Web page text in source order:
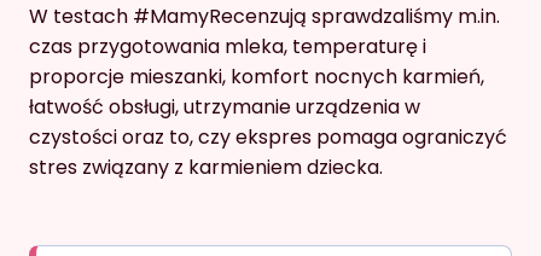
W testach #MamyRecenzują sprawdzaliśmy m.in.
czas przygotowania mleka, temperaturę i
proporcje mieszanki, komfort nocnych karmień,
łatwość obsługi, utrzymanie urządzenia w
czystości oraz to, czy ekspres pomaga ograniczyć
stres związany z karmieniem dziecka.